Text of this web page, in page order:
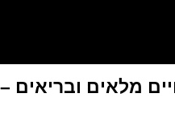
מלאים ובריאים –